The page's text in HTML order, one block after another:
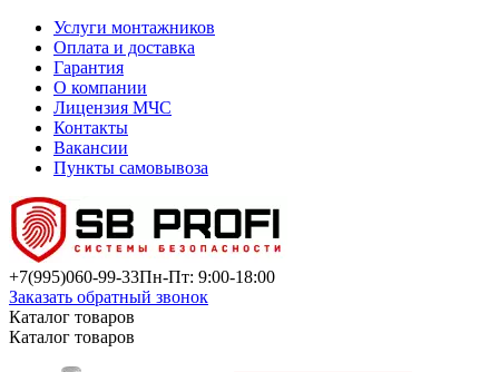
Услуги монтажников
Оплата и доставка
Гарантия
О компании
Лицензия МЧС
Контакты
Вакансии
Пункты самовывоза
+7(995)060-99-33Пн-Пт: 9:00-18:00
Заказать обратный звонок
Каталог товаров
Каталог товаров